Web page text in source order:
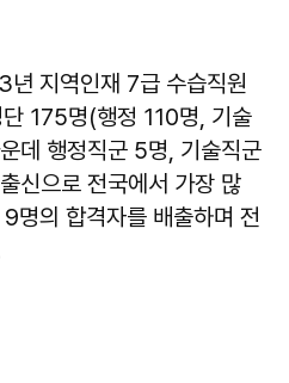
년 지역인재 7급 수습직원
단 175명(행정 110명, 기술
데 행정직군 5명, 기술직군
신으로 전국에서 가장 많
명의 합격자를 배출하며 전